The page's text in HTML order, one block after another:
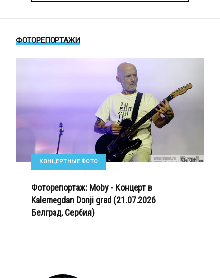
ФОТОРЕПОРТАЖИ
КОНЦЕРТНЫЕ ФОТО
Фоторепортаж: Moby - Концерт в
Kalemegdan Donji grad (21.07.2026
Белград, Сербия)